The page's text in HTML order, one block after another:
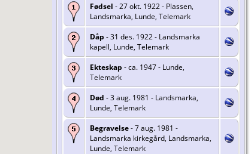
Fødsel - 27 okt. 1922 - Plassen,
Landsmarka, Lunde, Telemark
Dåp - 31 des. 1922 - Landsmarka
kapell, Lunde, Telemark
Ekteskap - ca. 1947 - Lunde,
Telemark
Død - 3 aug. 1981 - Landsmarka,
Lunde, Telemark
Begravelse- 7 aug. 1981 -
Landsmarka kirkegård, Landsmarka,
Lunde, Telemark